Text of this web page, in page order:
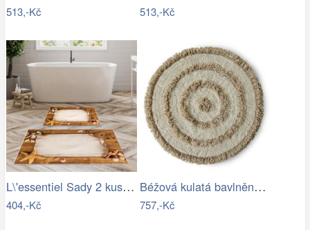
513,-Kč 513,-Kč
L\'essentiel Sady 2 kusů koupelnových…
404,-Kč
Béžová kulatá bavlněná koupelnová…
757,-Kč